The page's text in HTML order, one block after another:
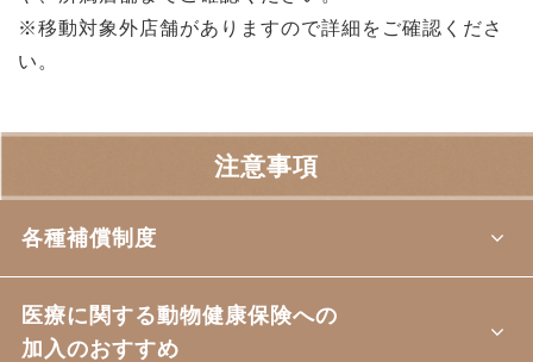
※移動対象外店舗がありますので詳細をご確認くださ
い。
注意事項
各種補償制度
医療に関する動物健康保険への
加入のおすすめ